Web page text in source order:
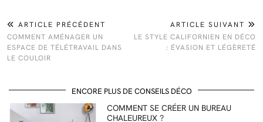
ARTICLE PRÉCÉDENT
COMMENT AMÉNAGER UN
ESPACE DE TÉLÉTRAVAIL DANS
LE COULOIR
ARTICLE SUIVANT
LE STYLE CALIFORNIEN EN DÉCO
: ÉVASION ET LÉGÈRETÉ
ENCORE PLUS DE CONSEILS DÉCO
COMMENT SE CRÉER UN BUREAU
CHALEUREUX ?